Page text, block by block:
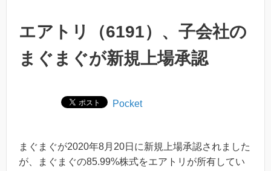
エアトリ（6191）、子会社の
まぐまぐが新規上場承認
Pocket
まぐまぐが2020年8月20日に新規上場承認されました
が、まぐまぐの85.99%株式をエアトリが所有してい